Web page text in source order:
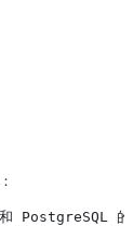
PostgreSQL